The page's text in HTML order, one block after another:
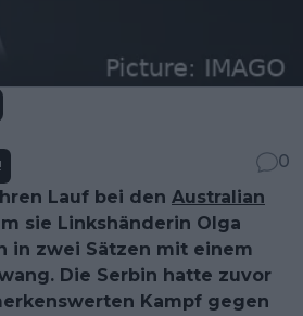
0
Lauf bei den Australian
sie Linkshänderin Olga
in zwei Sätzen mit einem
Die Serbin hatte zuvor
Kampf gegen